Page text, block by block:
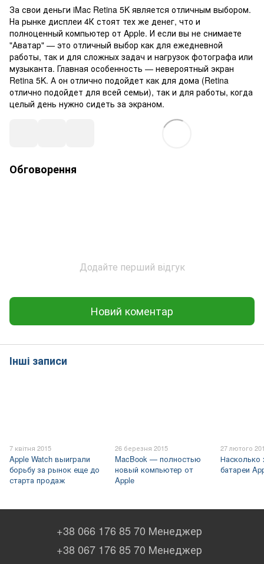
За свои деньги iMac Retina 5K является отличным выбором.
На рынке дисплеи 4К стоят тех же денег, что и
полноценный компьютер от Apple. И если вы не снимаете
"Аватар" — это отличный выбор как для ежедневной
работы, так и для сложных задач и нагрузок фотографа или
музыканта. Главная особенность — невероятный экран
Retina 5K. А он отлично подойдет как для дома (Retina
отлично подойдет для всей семьи), так и для работы, когда
целый день нужно сидеть за экраном.
Обговорення
Додайте перший відгук
Новий коментар
Інші записи
7 квітня 2015
Apple Watch выиграли
борьбу за рынок еще до
старта продаж
26 березня 2015
MacBook — полностью
новый компьютер от
Apple
27 лютого
Насколько
батареи
+38 066 176 85 70 Менеджер
+38 067 176 85 70 Менеджер